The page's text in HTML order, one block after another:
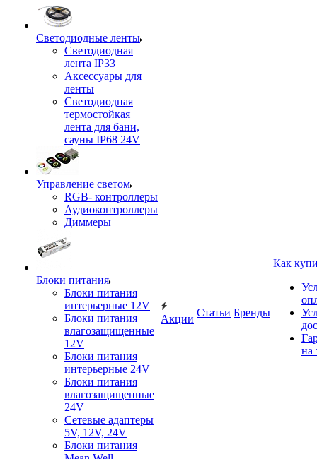
Светодиодные ленты
Светодиодная
лента IP33
Аксессуары для
ленты
Светодиодная
термостойкая
лента для бани,
сауны IP68 24V
Управление светом
RGB- контроллеры
Аудиоконтроллеры
Диммеры
Блоки питания
Блоки питания
интерьерные 12V
Блоки питания
влагозащищенные
12V
Блоки питания
интерьерные 24V
Блоки питания
влагозащищенные
24V
Сетевые адаптеры
5V, 12V, 24V
Блоки питания
Акции
Статьи Бренды
Как
на